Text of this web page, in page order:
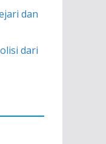
dan
dari